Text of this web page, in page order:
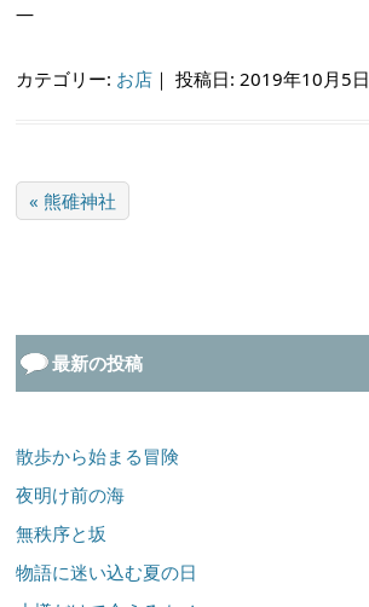
—
カテゴリー: お店 ｜投稿日: 2019年10月5日
« 熊碓神社
最新の投稿
散歩から始まる冒険
夜明け前の海
無秩序と坂
物語に迷い込む夏の日